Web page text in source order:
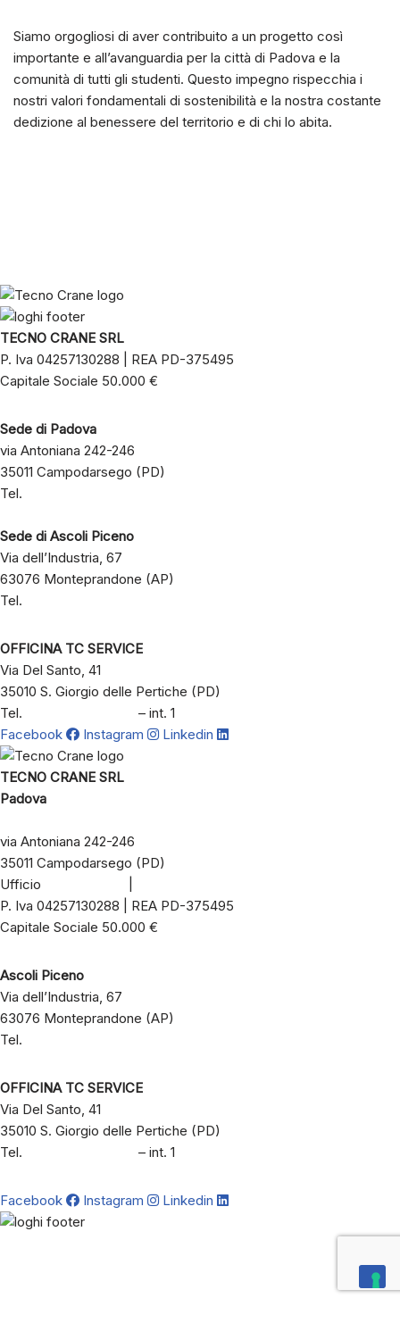
Siamo orgogliosi di aver contribuito a un progetto così
importante e all’avanguardia per la città di Padova e la
comunità di tutti gli studenti. Questo impegno rispecchia i
nostri valori fondamentali di sostenibilità e la nostra costante
dedizione al benessere del territorio e di chi lo abita.
TECNO CRANE SRL
P. Iva 04257130288 | REA PD-375495
Capitale Sociale 50.000 €
Sede di Padova
via Antoniana 242-246
35011 Campodarsego (PD)
Tel.
Sede di Ascoli Piceno
Via dell’Industria, 67
63076 Monteprandone (AP)
Tel.
OFFICINA TC SERVICE
Via Del Santo, 41
35010 S. Giorgio delle Pertiche (PD)
Tel.
– int. 1
Facebook
Instagram Linkedin
TECNO CRANE SRL
Padova
via Antoniana 242-246
35011 Campodarsego (PD)
Ufficio
P. Iva 04257130288 | REA PD-375495
Capitale Sociale 50.000 €
Ascoli Piceno
Via dell’Industria, 67
63076 Monteprandone (AP)
Tel.
OFFICINA TC SERVICE
Via Del Santo, 41
35010 S. Giorgio delle Pertiche (PD)
Tel.
– int. 1
Facebook Instagram Linkedin
Preferenze Cookie